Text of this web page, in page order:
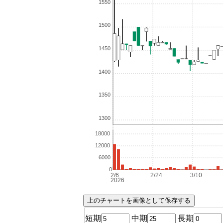
短期 中期 長期